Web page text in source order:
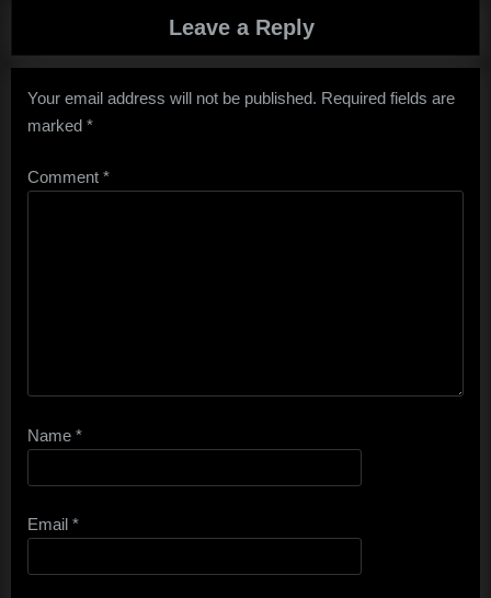
Leave a Reply
Your email address will not be published. Required fields are
marked *
Comment *
Name *
Email *